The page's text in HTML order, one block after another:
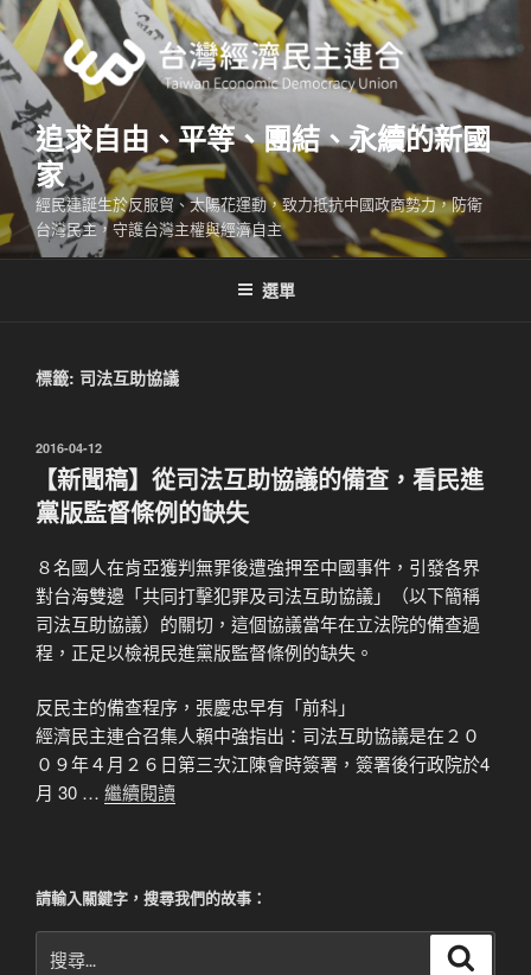
跳
至
主
內
容
追求自由、平等、團結、永續的新國
家
經民連誕生於反服貿、太陽花運動，致力抵抗中國政商勢力，防衛
台灣民主，守護台灣主權與經濟自主
選單
標籤: 司法互助協議
發
2016-04-12
【新聞稿】從司法互助協議的備查，看民進
黨版監督條例的缺失
８名國人在肯亞獲判無罪後遭強押至中國事件，引發各界
對台海雙邊「共同打擊犯罪及司法互助協議」（以下簡稱
司法互助協議）的關切，這個協議當年在立法院的備查過
程，正足以檢視民進黨版監督條例的缺失。
反民主的備查程序，張慶忠早有「前科」
經濟民主連合召集人賴中強指出：司法互助協議是在２０
０９年４月２６日第三次江陳會時簽署，簽署後行政院於4
月 30 … 繼續閱讀
請輸入關鍵字，搜尋我們的故事：